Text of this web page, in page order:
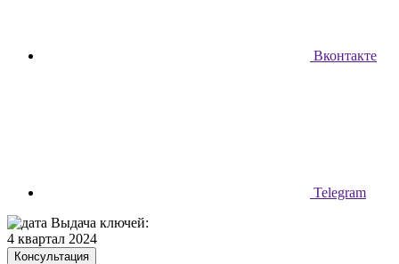
Вконтакте
Telegram
Выдача ключей:
4 квартал 2024
Консультация